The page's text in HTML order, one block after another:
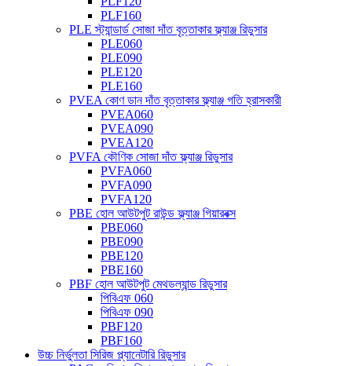
PLF160
PLE স্ট্যান্ডার্ড সোজা দাঁত বৃত্তাকার ফ্ল্যাঞ্জ রিডুসার
PLE060
PLE090
PLE120
PLE160
PVEA কোণ ডান দাঁত বৃত্তাকার ফ্ল্যাঞ্জ গতি হ্রাসকারী
PVEA060
PVEA090
PVEA120
PVFA কৌণিক সোজা দাঁত ফ্ল্যাঞ্জ রিডুসার
PVFA060
PVFA090
PVFA120
PBE হোল আউটপুট রাউন্ড ফ্ল্যাঞ্জ গিয়ারবক্স
PBE060
PBE090
PBE120
PBE160
PBF হোল আউটপুট মেথডল্যান্ড রিডুসার
পিবিএফ 060
পিবিএফ 090
PBF120
PBF160
উচ্চ নির্ভুলতা সিরিজ প্ল্যানেটারি রিডুসার